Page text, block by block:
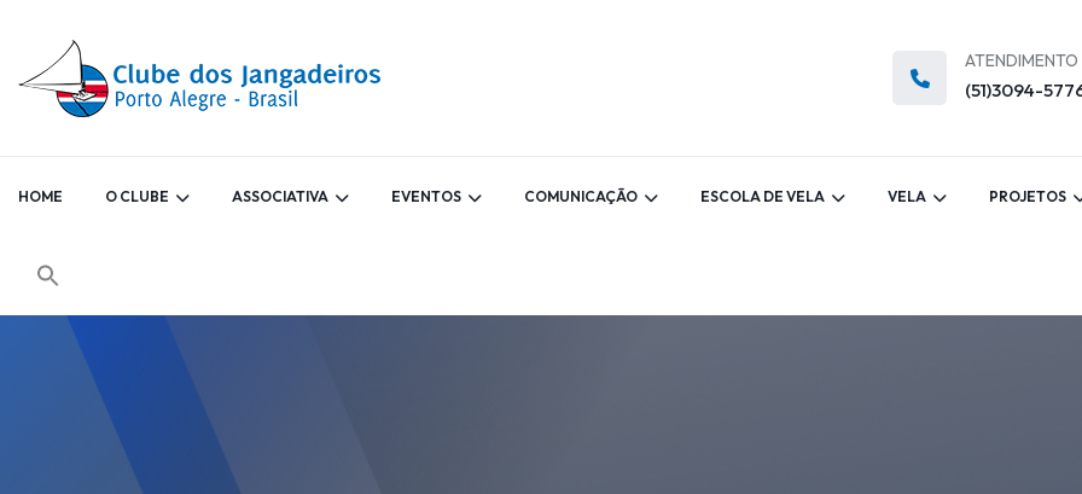
ATENDIMENTO
(51)3094-
HOME O CLUBE ASSOCIATIVA EVENTOS COMUNICAÇÃO ESCOLA DE VELA VELA PROJETOS